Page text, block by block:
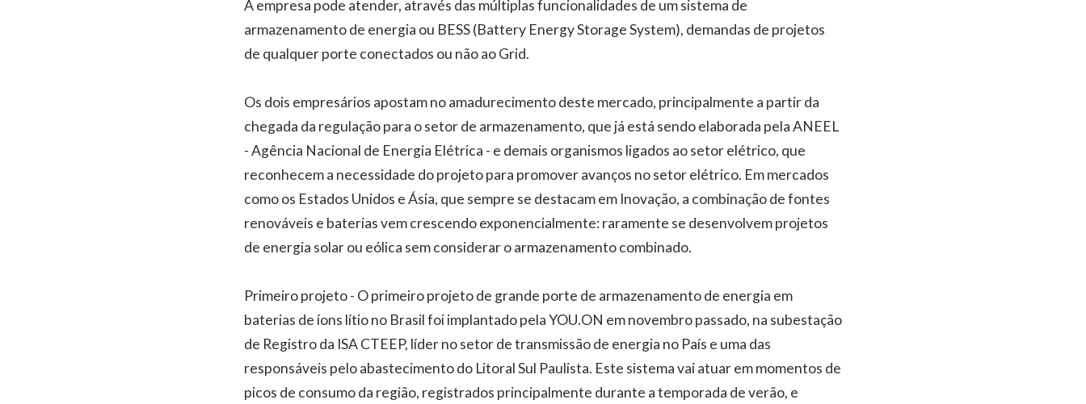
A empresa pode atender, através das múltiplas funcionalidades de um sistema de
armazenamento de energia ou BESS (Battery Energy Storage System), demandas de projetos
de qualquer porte conectados ou não ao Grid.
Os dois empresários apostam no amadurecimento deste mercado, principalmente a partir da
chegada da regulação para o setor de armazenamento, que já está sendo elaborada pela ANEEL
- Agência Nacional de Energia Elétrica - e demais organismos ligados ao setor elétrico, que
reconhecem a necessidade do projeto para promover avanços no setor elétrico. Em mercados
como os Estados Unidos e Ásia, que sempre se destacam em Inovação, a combinação de fontes
renováveis e baterias vem crescendo exponencialmente: raramente se desenvolvem projetos
de energia solar ou eólica sem considerar o armazenamento combinado.
Primeiro projeto - O primeiro projeto de grande porte de armazenamento de energia em
baterias de íons lítio no Brasil foi implantado pela YOU.ON em novembro passado, na subestação
de Registro da ISA CTEEP, líder no setor de transmissão de energia no País e uma das
responsáveis pelo abastecimento do Litoral Sul Paulista. Este sistema vai atuar em momentos de
picos de consumo da região, registrados principalmente durante a temporada de verão, e